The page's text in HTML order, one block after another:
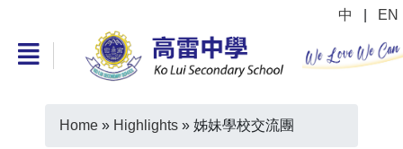
中 EN
Home » Highlights » 姊妹學校交流團